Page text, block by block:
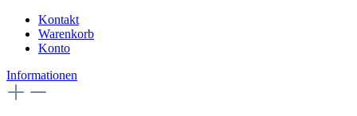
Kontakt
Warenkorb
Konto
Informationen